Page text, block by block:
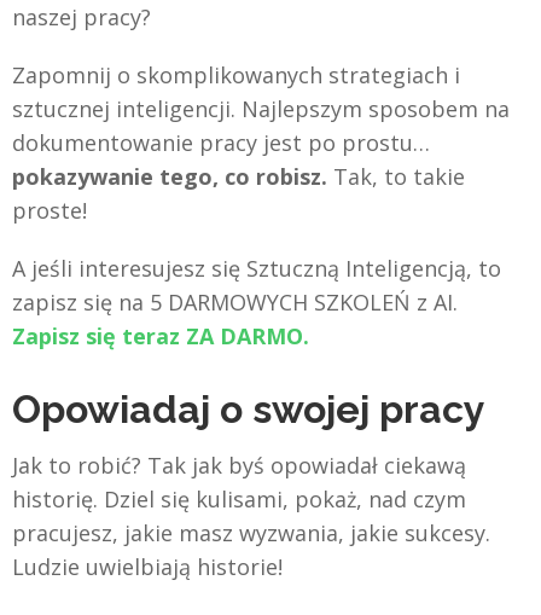
naszej pracy?
Zapomnij o skomplikowanych strategiach i
sztucznej inteligencji. Najlepszym sposobem na
dokumentowanie pracy jest po prostu…
pokazywanie tego, co robisz. Tak, to takie
proste!
A jeśli interesujesz się Sztuczną Inteligencją, to
zapisz się na 5 DARMOWYCH SZKOLEŃ z AI.
Zapisz się teraz ZA DARMO.
Opowiadaj o swojej pracy
Jak to robić? Tak jak byś opowiadał ciekawą
historię. Dziel się kulisami, pokaż, nad czym
pracujesz, jakie masz wyzwania, jakie sukcesy.
Ludzie uwielbiają historie!